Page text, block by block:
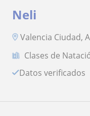
Neli
Valencia Ciudad,
Clases de
Datos verificados